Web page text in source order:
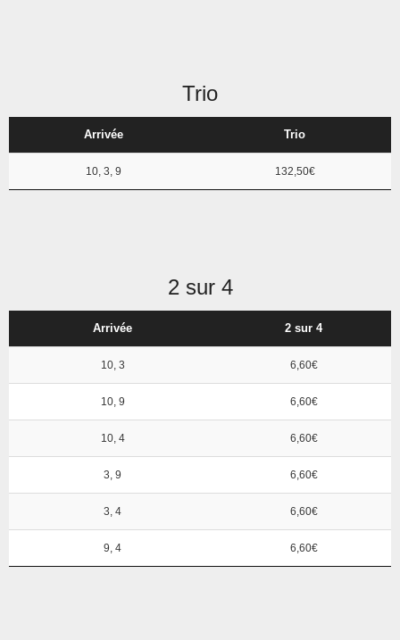
Trio
Arrivée Trio
10, 3, 9 132,50€
2 sur 4
Arrivée 2 sur 4
10, 3 6,60€
10, 9 6,60€
10, 4 6,60€
3, 9 6,60€
3, 4 6,60€
9, 4 6,60€